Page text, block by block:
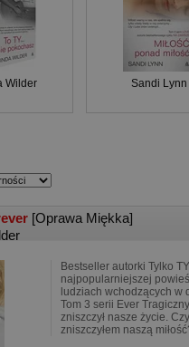
Wilder Sandi Lynn
[Oprawa Miękka]
Bestseller autorki Tylko
najpopularniejszej
ludziach wchodzących w
Tom 3 serii Ever
zniszczył nasze życie.
zniszczyłem naszą